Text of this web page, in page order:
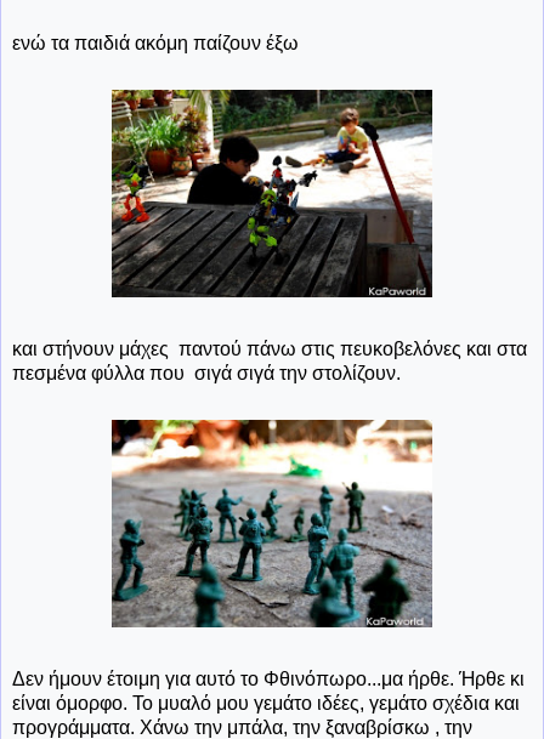
ενώ τα παιδιά ακόμη παίζουν έξω
και στήνουν μάχες παντού πάνω στις πευκοβελόνες και στα
πεσμένα φύλλα που σιγά σιγά την στολίζουν.
Δεν ήμουν έτοιμη για αυτό το Φθινόπωρο...μα ήρθε. Ήρθε κι
είναι όμορφο. Το μυαλό μου γεμάτο ιδέες, γεμάτο σχέδια και
προγράμματα. Χάνω την μπάλα, την ξαναβρίσκω , την